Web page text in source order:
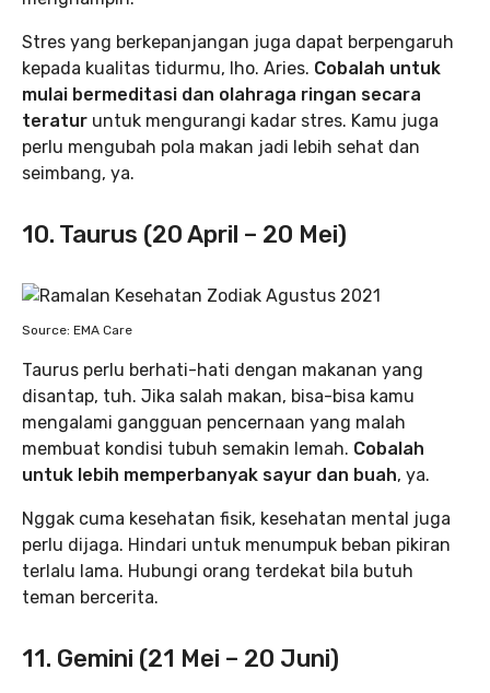
Stres yang berkepanjangan juga dapat berpengaruh
kepada kualitas tidurmu, lho. Aries. Cobalah untuk
mulai bermeditasi dan olahraga ringan secara
teratur untuk mengurangi kadar stres. Kamu juga
perlu mengubah pola makan jadi lebih sehat dan
seimbang, ya.
10. Taurus (20 April – 20 Mei)
Source: EMA Care
Taurus perlu berhati-hati dengan makanan yang
disantap, tuh. Jika salah makan, bisa-bisa kamu
mengalami gangguan pencernaan yang malah
membuat kondisi tubuh semakin lemah. Cobalah
untuk lebih memperbanyak sayur dan buah, ya.
Nggak cuma kesehatan fisik, kesehatan mental juga
perlu dijaga. Hindari untuk menumpuk beban pikiran
terlalu lama. Hubungi orang terdekat bila butuh
teman bercerita.
11. Gemini (21 Mei – 20 Juni)